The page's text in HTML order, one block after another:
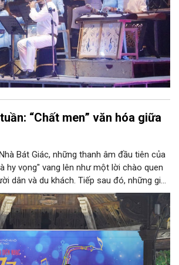
“Chất men” văn hóa giữa
Bát Giác, những thanh âm đầu tiên của
hy vọng" vang lên như một lời chào quen
dân và du khách. Tiếp sau đó, những giai
thế giới lần lượt cất lên qua phần biểu
Văn Minh và các nghệ sĩ Bình Minh Jazz
gian âm nhạc giàu cảm xúc ngay giữa